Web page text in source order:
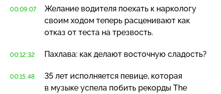
00:09:07
Желание водителя поехать к наркологу
своим ходом теперь расценивают как
отказ от теста на трезвость.
00:12:32 Пахлава: как делают восточную сладость?
00:15:48
35 лет исполняется певице, которая
в музыке успела побить рекорды The